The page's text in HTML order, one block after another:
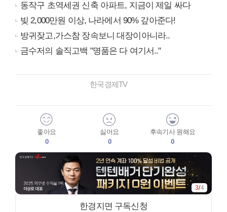
동작구 초역세권 신축 아파트, 지금이 제일 싸다
빚 2,000만원 이상, 나라에서 90% 갚아준다!
방귀잦고,가스참 장속보니 대장이아니라..
금수저의 솔직고백 "명품은 다 여기서.."
한국경제TV
좋아요
0
싫어요
0
후속기사 원해요
0
3/4
한경지면 구독신청